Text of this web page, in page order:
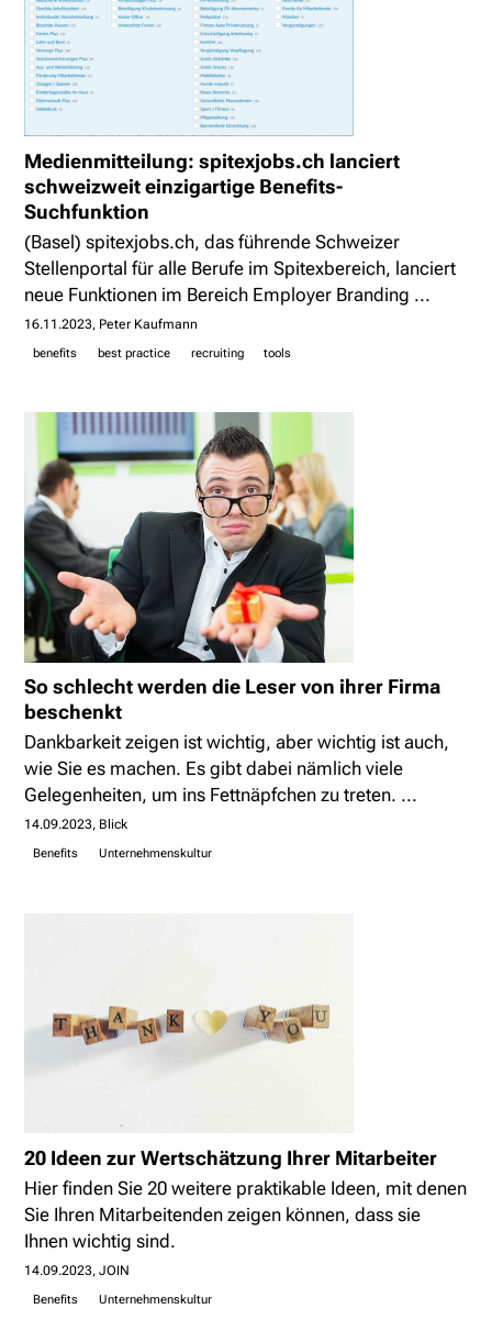
Medienmitteilung: spitexjobs.ch lanciert
schweizweit einzigartige Benefits-
Suchfunktion
(Basel) spitexjobs.ch, das führende Schweizer
Stellenportal für alle Berufe im Spitexbereich, lanciert
neue Funktionen im Bereich Employer Branding ...
16.11.2023 Peter Kaufmann
benefits best practice recruiting tools
So schlecht werden die Leser von ihrer Firma
beschenkt
Dankbarkeit zeigen ist wichtig, aber wichtig ist auch,
wie Sie es machen. Es gibt dabei nämlich viele
Gelegenheiten, um ins Fettnäpfchen zu treten. ...
14.09.2023 Blick
Benefits Unternehmenskultur
20 Ideen zur Wertschätzung Ihrer Mitarbeiter
Hier finden Sie 20 weitere praktikable Ideen, mit denen
Sie Ihren Mitarbeitenden zeigen können, dass sie
Ihnen wichtig sind.
14.09.2023 JOIN
Benefits Unternehmenskultur